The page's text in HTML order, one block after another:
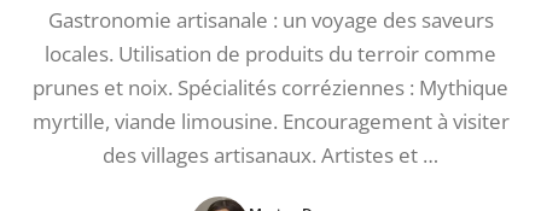
Gastronomie artisanale : un voyage des saveurs
locales. Utilisation de produits du terroir comme
prunes et noix. Spécialités corréziennes : Mythique
myrtille, viande limousine. Encouragement à visiter
des villages artisanaux. Artistes et …